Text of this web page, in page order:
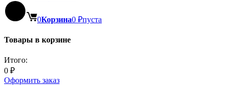
0Корзина0 ₽пуста
Товары в корзине
Итого:
0 ₽
Оформить заказ